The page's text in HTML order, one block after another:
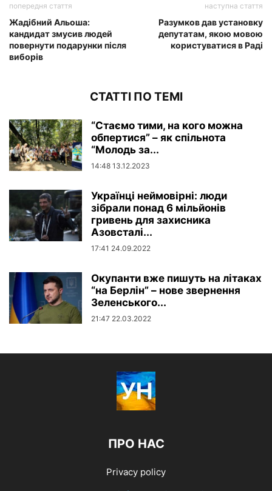
попередня стаття
Жадібний Альоша:
кандидат змусив людей
повернути подарунки після
виборів
наступна стаття
Разумков дав установку
депутатам, якою мовою
користуватися в Раді
СТАТТІ ПО ТЕМІ
“Стаємо тими, на кого можна
обпертися” – як спільнота
“Молодь за...
14:48 13.12.2023
Українці неймовірні: люди
зібрали понад 6 мільйонів
гривень для захисника
Азовсталі...
17:41 24.09.2022
Окупанти вже пишуть на літаках
“на Берлін” – нове звернення
Зеленського...
21:47 22.03.2022
ПРО НАС
Privacy policy